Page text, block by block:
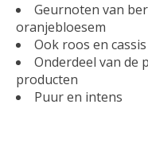
Geurnoten van
oranjebloesem
Ook roos en cassis
Onderdeel van de
producten
Puur en intens